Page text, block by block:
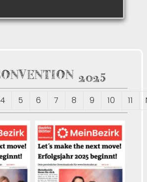
2025
4 5 6 7 8 9 10 11